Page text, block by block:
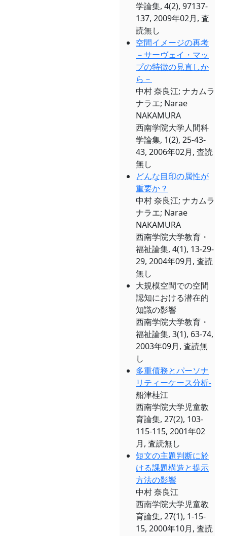
学論集, 4(2), 97137-
137, 2009年02月, 査
読無し
空間イメージの再考
－サーヴェイ・マッ
プの特徴の見直しか
ら－
中村 奈良江; ナカムラ
ナラエ; Narae
NAKAMURA
西南学院大学人間科
学論集, 1(2), 25-43-
43, 2006年02月, 査読
無し
どんな目印の属性が
重要か？
中村 奈良江; ナカムラ
ナラエ; Narae
NAKAMURA
西南学院大学教育・
福祉論集, 4(1), 13-29-
29, 2004年09月, 査読
無し
大規模空間での空間
認知における潜在的
知識の影響
西南学院大学教育・
福祉論集, 3(1), 63-74,
2003年09月, 査読無
し
多重債務とパーソナ
リティーケース分析-
船津桂江
西南学院大学児童教
育論集, 27(2), 103-
115-115, 2001年02
月, 査読無し
短文の主題判断に於
ける課題構造と提示
方法の影響
中村 奈良江
西南学院大学児童教
育論集, 27(1), 1-15-
15, 2000年10月, 査読